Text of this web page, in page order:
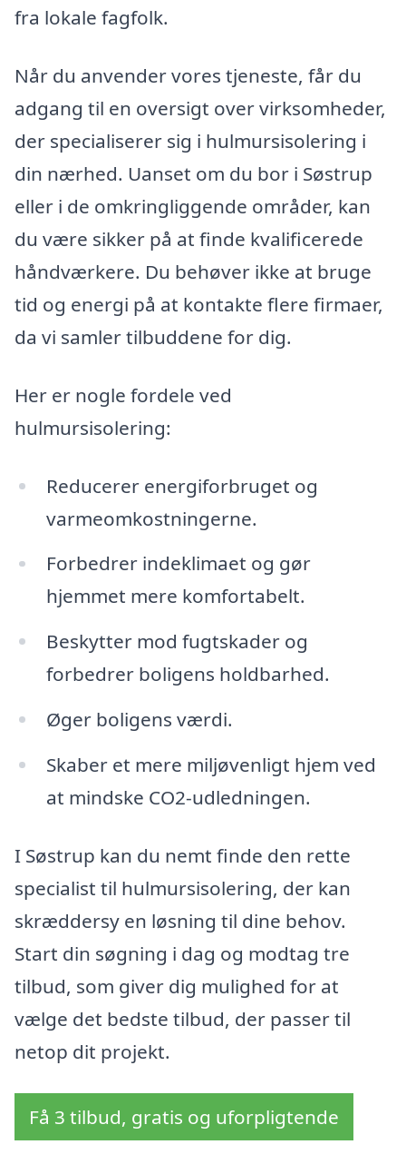
fra lokale fagfolk.
Når du anvender vores tjeneste, får du
adgang til en oversigt over virksomheder,
der specialiserer sig i hulmursisolering i
din nærhed. Uanset om du bor i Søstrup
eller i de omkringliggende områder, kan
du være sikker på at finde kvalificerede
håndværkere. Du behøver ikke at bruge
tid og energi på at kontakte flere firmaer,
da vi samler tilbuddene for dig.
Her er nogle fordele ved
hulmursisolering:
Reducerer energiforbruget og
varmeomkostningerne.
Forbedrer indeklimaet og gør
hjemmet mere komfortabelt.
Beskytter mod fugtskader og
forbedrer boligens holdbarhed.
Øger boligens værdi.
Skaber et mere miljøvenligt hjem ved
at mindske CO2-udledningen.
I Søstrup kan du nemt finde den rette
specialist til hulmursisolering, der kan
skræddersy en løsning til dine behov.
Start din søgning i dag og modtag tre
tilbud, som giver dig mulighed for at
vælge det bedste tilbud, der passer til
netop dit projekt.
Få 3 tilbud, gratis og uforpligtende